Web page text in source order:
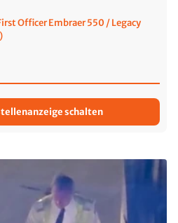
Officer Embraer 550 / Legacy
schalten